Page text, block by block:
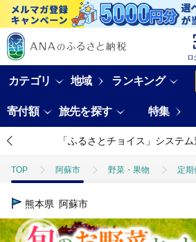
ロ
カテゴリ 地域 ランキング
寄付額 旅先を探す 特集
「ふるさとチョイス」システ
TOP 阿蘇市 野菜・果物 定期
TOP
TOP 野菜 野菜セット 【選べ
熊本県 阿蘇市